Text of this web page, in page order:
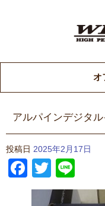
オ
アルパインデジタ
投稿日 2025年2月17日
Facebook
Twitter